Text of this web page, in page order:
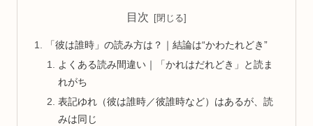
目次
「彼は誰時」の読み方は？｜結論は“かわたれどき”
よくある読み間違い｜「かれはだれどき」と読ま
れがち
表記ゆれ（彼は誰時／彼誰時など）はあるが、読
みは同じ